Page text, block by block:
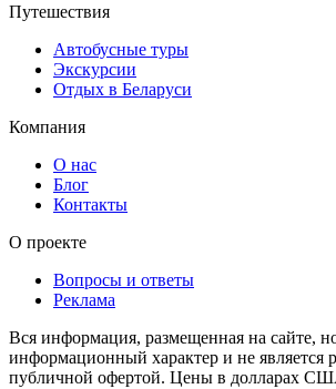
Путешествия
Автобусные туры
Экскурсии
Отдых в Беларуси
Компания
О нас
Блог
Контакты
О проекте
Вопросы и ответы
Реклама
Вся информация, размещенная на сайте,
информационный характер и не является
публичной офертой. Цены в долларах